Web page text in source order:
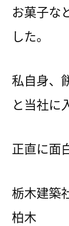
お菓子な
した。
私自身、
と当社に
正直に面
栃木建
柏木